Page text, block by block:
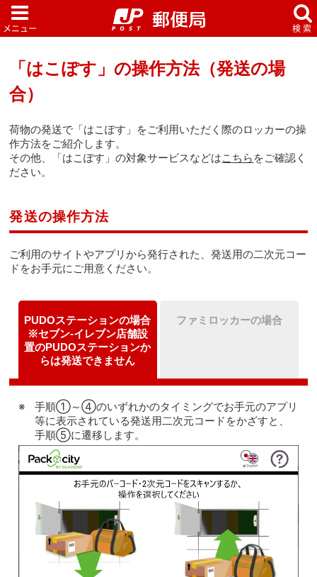
「はこぽす」の操作方法（発送の場
合）
荷物の発送で「はこぽす」をご利用いただく際のロッカーの操
作方法をご紹介します。
その他、「はこぽす」の対象サービスなどはこちら をご確認く
ださい。
発送の操作方法
ご利用のサイトやアプリから発行された、発送用の二次元コー
ドをお手元にご用意ください。
PUDOステーションの場合
※セブン-イレブン店舗設
置のPUDOステーションか
らは発送できません
ファミロッカーの場合
手順①～④のいずれかのタイミングでお手元のアプリ
等に表示されている発送用二次元コードをかざすと、
手順⑤に遷移します。